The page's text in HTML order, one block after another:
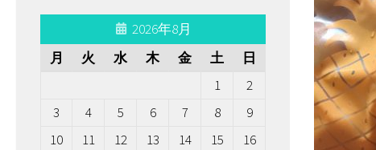
2026年8月
月
火 水 木 金 土 日
1
2
3
4 5 6 7 8
9
10
11 12 13 14 15
16